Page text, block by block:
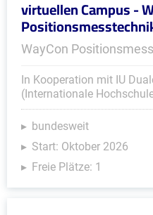
virtuellen Campus -
WayCon
In Kooperation mit IU
(Internationale
bundesweit
Start: Oktober 2026
Freie Plätze: 1